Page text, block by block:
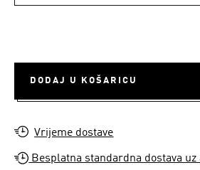
DODAJ U KOŠARICU
Vrijeme dostave
Besplatna standardna dostava uz